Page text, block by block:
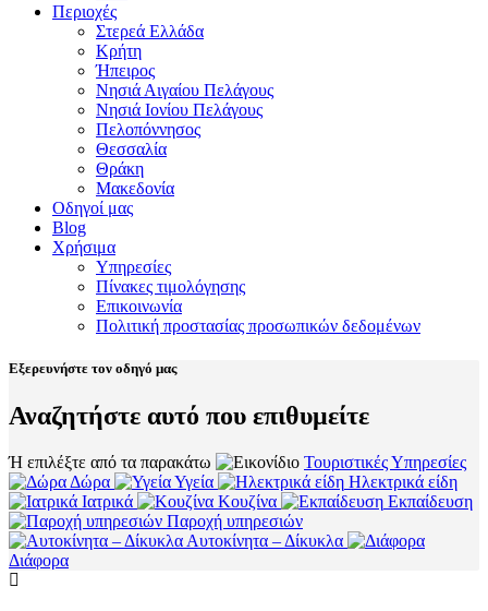
Περιοχές
Στερεά Ελλάδα
Κρήτη
Ήπειρος
Νησιά Αιγαίου Πελάγους
Νησιά Ιονίου Πελάγους
Πελοπόννησος
Θεσσαλία
Θράκη
Μακεδονία
Οδηγοί μας
Blog
Χρήσιμα
Υπηρεσίες
Πίνακες τιμολόγησης
Επικοινωνία
Πολιτική προστασίας προσωπικών δεδομένων
Εξερευνήστε τον οδηγό μας
Αναζητήστε αυτό που επιθυμείτε
Ή επιλέξτε από τα παρακάτω
Τουριστικές Υπηρεσίες
Δώρα
Υγεία
Ηλεκτρικά είδη
Ιατρικά
Κουζίνα
Εκπαίδευση
Παροχή υπηρεσιών
Αυτοκίνητα – Δίκυκλα
Διάφορα